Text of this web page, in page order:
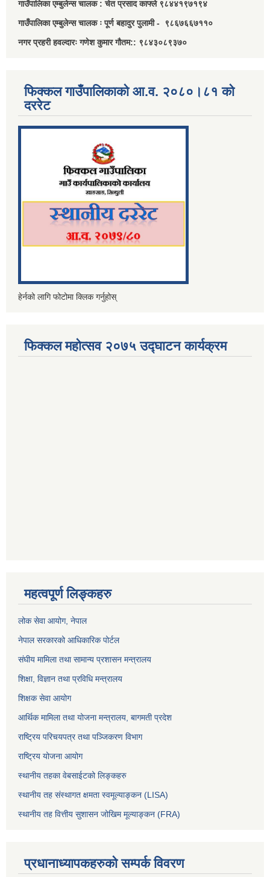
गाउँपालिका एम्बुलेन्स चालक : चेत प्रसाद काफ्ले ९८४४१९७१९४
गाउँपालिका एम्बुलेन्स चालक ः पूर्ण बहादुर पुलामी - ९८६७६६७११०
नगर प्रहरी हवल्दारः गणेश कुमार गौतम:: ९८४३०८९३७०
फिक्कल गाउँपालिकाको आ.व. २०८०।८१ को
दररेट
हेर्नको लागि फोटोमा क्लिक गर्नुहोस्
फिक्कल महोत्सव २०७५ उद्घाटन कार्यक्रम
महत्वपूर्ण लिङ्कहरु
लोक सेवा आयोग, नेपाल
नेपाल सरकारको आधिकारिक पोर्टल
संघीय मामिला तथा सामान्य प्रशासन मन्त्रालय
शिक्षा, विज्ञान तथा प्रविधि मन्त्रालय
शिक्षक सेवा आयोग
आर्थिक मामिला तथा योजना मन्त्रालय, बागमती प्रदेश
राष्ट्रिय परिचयपत्र तथा पञ्जिकरण विभाग
राष्ट्रिय योजना आयोग
स्थानीय तहका वेबसाईटको लिङ्कहरु
स्थानीय तह संस्थागत क्षमता स्वमूल्याङ्कन (LISA)
स्थानीय तह वित्तीय सुशासन जोखिम मूल्याङ्कन (FRA)
प्रधानाध्यापकहरुको सम्पर्क विवरण